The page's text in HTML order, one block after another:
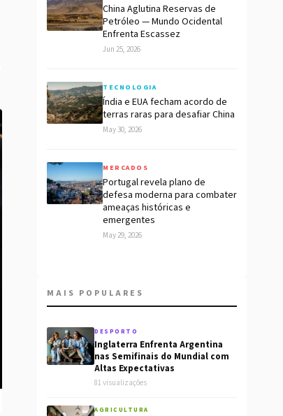
China Aglutina Reservas de
Petróleo — Mundo Ocidental
Enfrenta Escassez
Jun 25, 2026
TECNOLOGIA
Índia e EUA fecham acordo de
terras raras para desafiar China
May 30, 2026
MERCADOS
Portugal revela plano de
defesa moderna para combater
ameaças históricas e
emergentes
May 29, 2026
MAIS POPULARES
DESPORTO
Inglaterra Enfrenta Argentina
nas Semifinais do Mundial com
Altas Expectativas
81 visualizações
AGRICULTURA